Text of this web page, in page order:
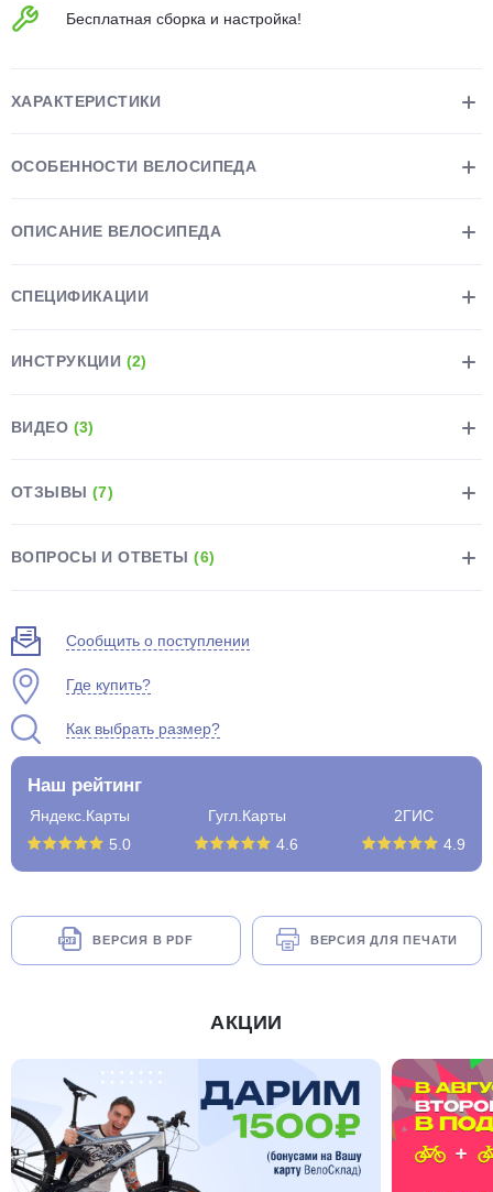
Бесплатная сборка и настройка!
ХАРАКТЕРИСТИКИ
ОСОБЕННОСТИ ВЕЛОСИПЕДА
ОПИСАНИЕ ВЕЛОСИПЕДА
СПЕЦИФИКАЦИИ
ИНСТРУКЦИИ (2)
ВИДЕО (3)
ОТЗЫВЫ (7)
ВОПРОСЫ И ОТВЕТЫ(6)
Сообщить о поступлении
Где купить?
Как выбрать размер?
Наш рейтинг
Яндекс.Карты
5.0
Гугл.Карты
4.6
2ГИС
4.9
ВЕРСИЯ В PDF ВЕРСИЯ ДЛЯ ПЕЧАТИ
АКЦИИ
недели